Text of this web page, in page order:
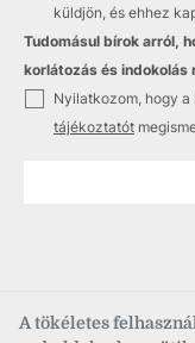
A tökéletes
küldjön, és ehhez
Tudomásul bírok arról,
korlátozás és indokolás
✓ Nyilatkozom, hogy
tájékoztatót